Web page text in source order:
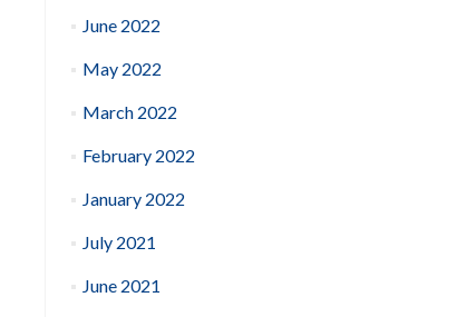
June 2022
May 2022
March 2022
February 2022
January 2022
July 2021
June 2021